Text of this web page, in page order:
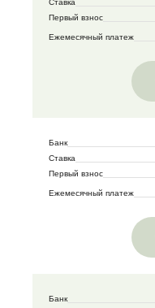
Первый взнос
Ежемесячный платеж
Банк
Ставка
Первый взнос
Ежемесячный платеж
Банк